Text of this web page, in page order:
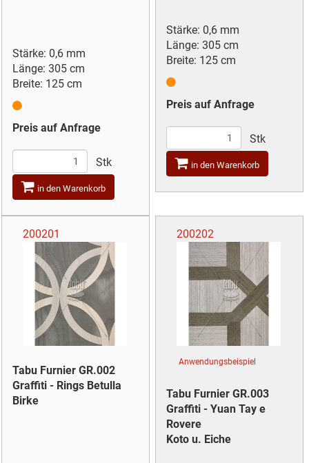
Stärke: 0,6 mm
Länge: 305 cm
Breite: 125 cm
Preis auf Anfrage
Stk
in den Warenkorb
Stärke: 0,6 mm
Länge: 305 cm
Breite: 125 cm
Preis auf Anfrage
Stk
in den Warenkorb
200201
Tabu Furnier GR.002
Graffiti - Rings Betulla
Birke
200202
Anwendungsbeispiel
Tabu Furnier GR.003
Graffiti - Yuan Tay e
Rovere
Koto u. Eiche